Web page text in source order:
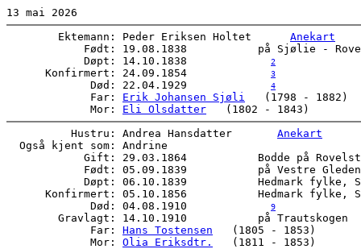
        Ektemann: Peder Eriksen Holtet
Anekart
Født: 19.08.1838           på Sjølie -
            Døpt: 14.10.1838
2
      Konfirmert: 24.09.1854
3
             Død: 22.04.1929
4
             Far:
Erik Johansen Sjøli
   (1798 - 1882)
             Mor:
Eli Olsdatter
          Hustru: Andrea Hansdatter
Anekart
  Også kjent som: Andrine
Gift: 29.03.1864           Bodde på
Født: 05.09.1839           på Vestre
Døpt: 06.10.1839           Hedmark
Konfirmert: 05.10.1856           Hedmark
             Død: 04.08.1910
9
        Gravlagt: 14.10.1910           på Trautskogen
             Far:
Hans Tostensen
   (1805 - 1853)
             Mor:
Olia Eriksdtr.